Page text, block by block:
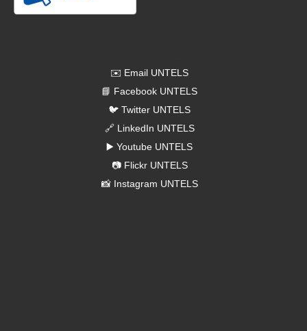
✉️ Email UNTELS
📘 Facebook UNTELS
🐦 Twitter UNTELS
🔗 LinkedIn UNTELS
▶️ Youtube UNTELS
📷 Flickr UNTELS
📸 Instagram UNTELS